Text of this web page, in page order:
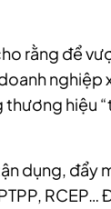
rằng để
nghiệp
hiệu
dụng, đẩy